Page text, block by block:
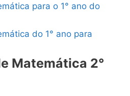
para o 1° ano do
do 1° ano para
Matemática 2°